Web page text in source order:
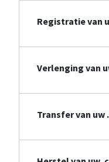
Registratie van
Verlenging van
Transfer van uw